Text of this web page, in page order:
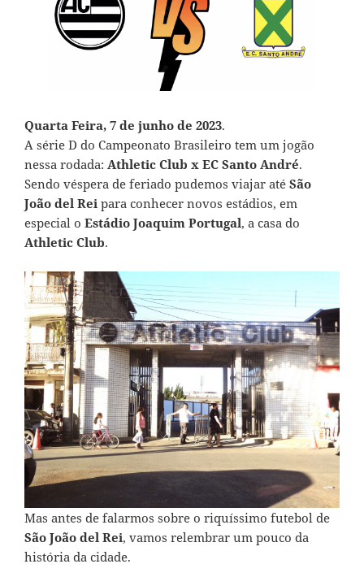
Quarta Feira, 7 de junho de 2023.
A série D do Campeonato Brasileiro tem um jogão
nessa rodada: Athletic Club x EC Santo André.
Sendo véspera de feriado pudemos viajar até São
João del Rei para conhecer novos estádios, em
especial o Estádio Joaquim Portugal, a casa do
Athletic Club.
Mas antes de falarmos sobre o riquíssimo futebol de
São João del Rei, vamos relembrar um pouco da
história da cidade.